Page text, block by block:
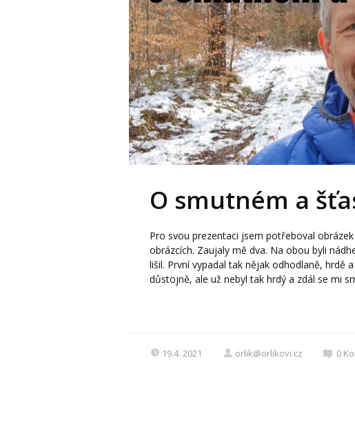
O smutném a
Pro svou prezentaci jsem potřeboval
obrázcích. Zaujaly mě dva. Na obou byli
lišil. První vypadal tak nějak odhodlaně, hrdě
důstojně, ale už nebyl tak hrdý a zdál se mi
19.4. 2021 orlik@orlikovi.cz 0